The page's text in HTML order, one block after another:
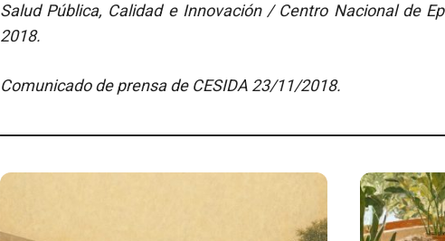
Salud Pública, Calidad e Innovación / Centro Nacional de
2018.
Comunicado de prensa de CESIDA 23/11/2018.